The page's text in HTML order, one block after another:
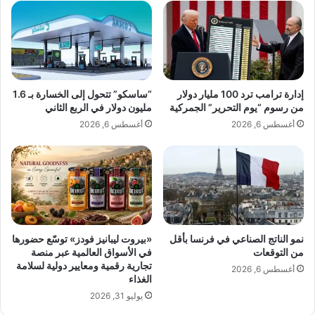
أواجه أبدًا مشكلة في الأداء، وأحب أن أحصل على
تجربة هاتف ذكي كاملة ورائعة عندما أقوم بفتح
Razr Ultra.
إن شاشته مقاس 7 بوصات رائعة، ولكن هذا ليس
الأجهزة القابلة للطي الأخرى مثلسامسونج
جالاكسي زد فليب 7 . قمت بشراء هاتف صدفي
قابل للطي لتجربة الشاشة الخارجية. ما زلت أريد
أن أكون قادرًا على تصفح وسائل التواصل
الاجتماعي والرد على رسائل WhatsApp دون فتح
هاتفي 100 مرة يوميًا. تعتبر تجربة الشاشة
الخارجية في Razr Ultra من الطراز الأول،
ت
ا
ل
م
ت
ح
د
ة
د
س
و
ر
ي
ا
ب
ر
ا
ع
ا
ل
م
غ
ي
ن
إدارة ترامب ترد 100 مليار دولار
من رسوم “يوم التحرير” الجمركية
أغسطس 6, 2026
“ساسكو” تتحول إلى الخسارة بـ 1.6
مليون دولار في الربع الثاني
أغسطس 6, 2026
نمو الناتج الصناعي في فرنسا بأقل
من التوقعات
أغسطس 6, 2026
«بيروت ليبانيز فودز» توسّع حضورها
في الأسواق العالمية عبر منصة
تجارية رقمية ومعايير دولية لسلامة
الغذاء
يوليو 31, 2026